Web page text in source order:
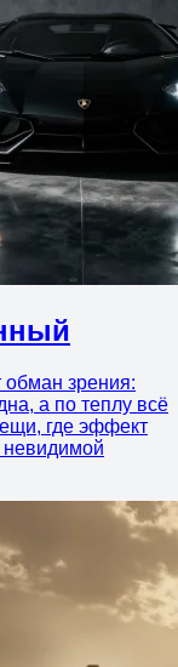
обман зрения:
а по теплу всё
где эффект
невидимой